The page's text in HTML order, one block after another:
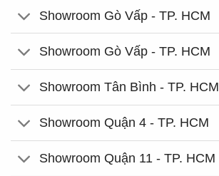
Showroom Gò Vấp - TP. HCM
Showroom Gò Vấp - TP. HCM
Showroom Tân Bình - TP. HCM
Showroom Quận 4 - TP. HCM
Showroom Quận 11 - TP. HCM